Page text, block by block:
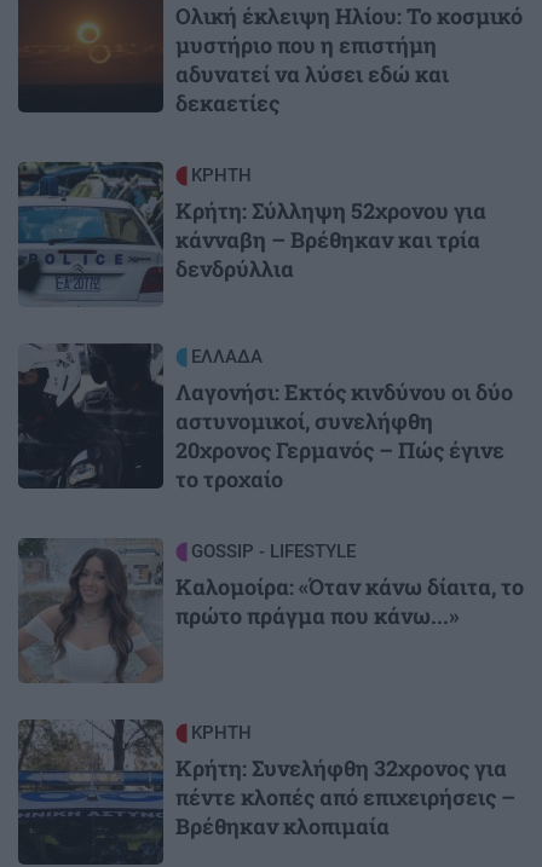
Ολική έκλειψη Ηλίου: Το κοσμικό
μυστήριο που η επιστήμη
αδυνατεί να λύσει εδώ και
δεκαετίες
Image ΚΡΗΤΗ
Κρήτη: Σύλληψη 52χρονου για
κάνναβη – Βρέθηκαν και τρία
δενδρύλλια
Image ΕΛΛΑΔΑ
Λαγονήσι: Εκτός κινδύνου οι δύο
αστυνομικοί, συνελήφθη
20χρονος Γερμανός – Πώς έγινε
το τροχαίο
Image GOSSIP - LIFESTYLE
Καλομοίρα: «Όταν κάνω δίαιτα, το
πρώτο πράγμα που κάνω...»
Image ΚΡΗΤΗ
Κρήτη: Συνελήφθη 32χρονος για
πέντε κλοπές από επιχειρήσεις –
Βρέθηκαν κλοπιμαία